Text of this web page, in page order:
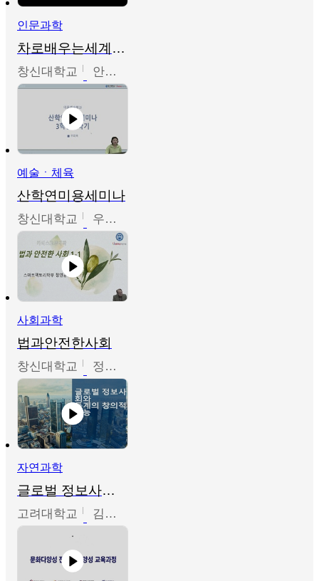
인문과학
차로배우는세계문화
창신대학교 안소영
예술ㆍ체육
산학연미용세미나
창신대학교 우미옥,오윤경,박선이
사회과학
법과안전한사회
창신대학교 정연균
자연과학
글로벌 정보사회와 통계의 창의적 기능
고려대학교 김희영